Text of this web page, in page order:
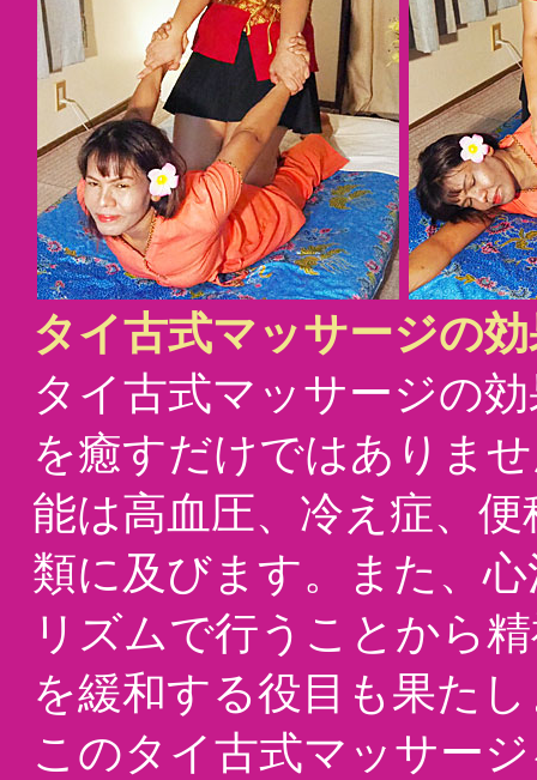
タイ古式マッサージの
タイ古式マッサージの
を癒すだけではありま
能は高血圧、冷え症、
類に及びます。また、
リズムで行うことから
を緩和する役目も果た
このタイ古式マッサー